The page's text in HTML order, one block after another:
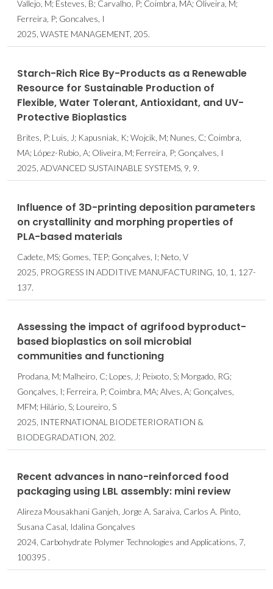
Vallejo, M; Esteves, B; Carvalho, P; Coimbra, MA; Oliveira, M;
Ferreira, P; Goncalves, I
2025, WASTE MANAGEMENT, 205.
Starch-Rich Rice By-Products as a Renewable
Resource for Sustainable Production of
Flexible, Water Tolerant, Antioxidant, and UV-
Protective Bioplastics
Brites, P; Luis, J; Kapusniak, K; Wojcik, M; Nunes, C; Coimbra,
MA; López-Rubio, A; Oliveira, M; Ferreira, P; Gonçalves, I
2025, ADVANCED SUSTAINABLE SYSTEMS, 9, 9.
Influence of 3D-printing deposition parameters
on crystallinity and morphing properties of
PLA-based materials
Cadete, MS; Gomes, TEP; Gonçalves, I; Neto, V
2025, PROGRESS IN ADDITIVE MANUFACTURING, 10, 1, 127-
137.
Assessing the impact of agrifood byproduct-
based bioplastics on soil microbial
communities and functioning
Prodana, M; Malheiro, C; Lopes, J; Peixoto, S; Morgado, RG;
Gonçalves, I; Ferreira, P; Coimbra, MA; Alves, A; Gonçalves,
MFM; Hilário, S; Loureiro, S
2025, INTERNATIONAL BIODETERIORATION &
BIODEGRADATION, 202.
Recent advances in nano-reinforced food
packaging using LBL assembly: mini review
Alireza Mousakhani Ganjeh, Jorge A. Saraiva, Carlos A. Pinto,
Susana Casal, Idalina Gonçalves
2024, Carbohydrate Polymer Technologies and Applications, 7,
100395 .